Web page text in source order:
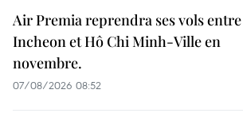
Air Premia reprendra ses vols entre
Incheon et Hô Chi Minh-Ville en
novembre.
07/08/2026 08:52